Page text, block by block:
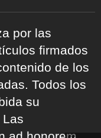
por las
firmados
de los
Todos los
su